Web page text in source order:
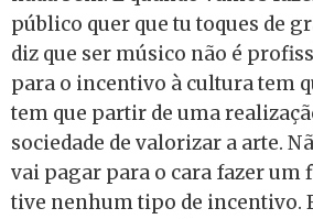
público quer que tu toques de
diz que ser músico não é
para o incentivo à cultura tem
tem que partir de uma
sociedade de valorizar a arte.
vai pagar para o cara fazer um
tive nenhum tipo de incentivo.